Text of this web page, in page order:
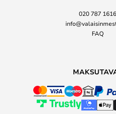
020 787 1616
FAQ